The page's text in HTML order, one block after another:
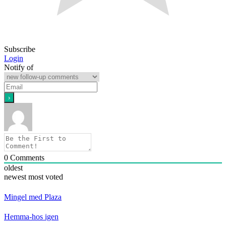
Subscribe
Login
Notify of
0 Comments
oldest
newest most voted
Mingel med Plaza
Hemma-hos igen